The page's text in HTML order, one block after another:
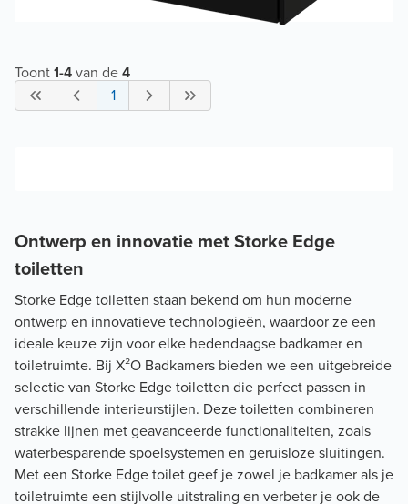
Toont1-4van de4
1
Ontwerp en innovatie met Storke Edge
toiletten
Storke Edge toiletten staan bekend om hun moderne
ontwerp en innovatieve technologieën, waardoor ze een
ideale keuze zijn voor elke hedendaagse badkamer en
toiletruimte. Bij X²O Badkamers bieden we een uitgebreide
selectie van Storke Edge toiletten die perfect passen in
verschillende interieurstijlen. Deze toiletten combineren
strakke lijnen met geavanceerde functionaliteiten, zoals
waterbesparende spoelsystemen en geruisloze sluitingen.
Met een Storke Edge toilet geef je zowel je badkamer als je
toiletruimte een stijlvolle uitstraling en verbeter je ook de